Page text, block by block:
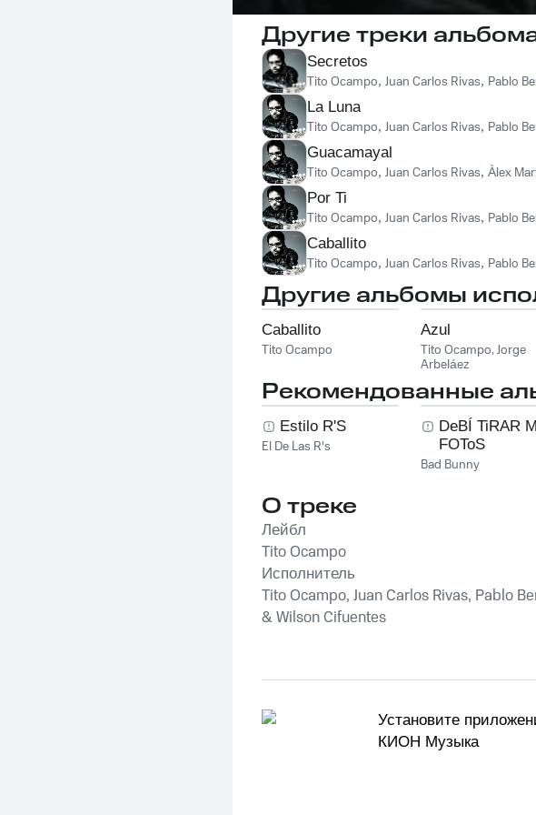
Другие треки
Secretos
Tito Ocampo, Juan Carlos Rivas, Pablo
La Luna
Tito Ocampo, Juan Carlos Rivas, Pablo
Guacamayal
Tito Ocampo, Juan Carlos Rivas, Àlex
Por Ti
Tito Ocampo, Juan Carlos Rivas, Pablo
Caballito
Tito Ocampo, Juan Carlos Rivas, Pablo
Другие альбомы
Caballito
Tito Ocampo
Azul
Tito Ocampo,Jorge
Arbeláez
Рекомендованные
Estilo R'S
El De Las R's
DeBÍ TiRAR
FOToS
Bad Bunny
О треке
Лейбл
Tito Ocampo
Исполнитель
Tito Ocampo, Juan Carlos Rivas, Pablo
& Wilson Cifuentes
Установите
КИОН Музыка